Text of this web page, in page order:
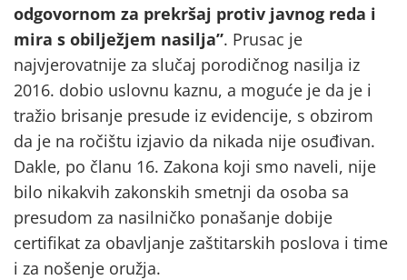
odgovornom za prekršaj protiv javnog reda i
mira s obilježjem nasilja”. Prusac je
najvjerovatnije za slučaj porodičnog nasilja iz
2016. dobio uslovnu kaznu, a moguće je da je i
tražio brisanje presude iz evidencije, s obzirom
da je na ročištu izjavio da nikada nije osuđivan.
Dakle, po članu 16. Zakona koji smo naveli, nije
bilo nikakvih zakonskih smetnji da osoba sa
presudom za nasilničko ponašanje dobije
certifikat za obavljanje zaštitarskih poslova i time
i za nošenje oružja.